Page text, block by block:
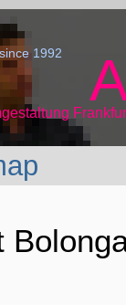
since 1992